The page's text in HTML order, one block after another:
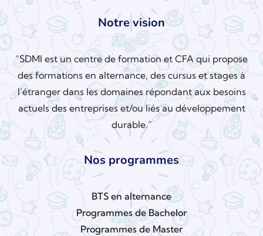
Notre vision
“SDMI est un centre de formation et CFA qui propose
des formations en alternance, des cursus et stages à
l’étranger dans les domaines répondant aux besoins
actuels des entreprises et/ou liés au développement
durable.”
Nos programmes
BTS en alternance
Programmes de Bachelor
Programmes de Master